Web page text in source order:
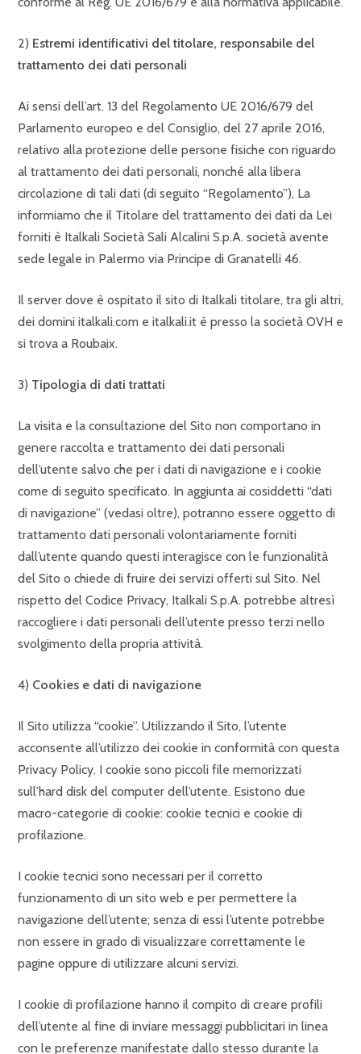
2) Estremi identificativi del titolare, responsabile del
trattamento dei dati personali
Ai sensi dell’art. 13 del Regolamento UE 2016/679 del
Parlamento europeo e del Consiglio, del 27 aprile 2016,
relativo alla protezione delle persone fisiche con riguardo
al trattamento dei dati personali, nonché alla libera
circolazione di tali dati (di seguito “Regolamento”), La
informiamo che il Titolare del trattamento dei dati da Lei
forniti è Italkali Società Sali Alcalini S.p.A. società avente
sede legale in Palermo via Principe di Granatelli 46.
Il server dove è ospitato il sito di Italkali titolare, tra gli altri,
dei domini italkali.com e italkali.it è presso la società OVH e
si trova a Roubaix.
3) Tipologia di dati trattati
La visita e la consultazione del Sito non comportano in
genere raccolta e trattamento dei dati personali
dell’utente salvo che per i dati di navigazione e i cookie
come di seguito specificato. In aggiunta ai cosiddetti “dati
di navigazione” (vedasi oltre), potranno essere oggetto di
trattamento dati personali volontariamente forniti
dall’utente quando questi interagisce con le funzionalità
del Sito o chiede di fruire dei servizi offerti sul Sito. Nel
rispetto del Codice Privacy, Italkali S.p.A. potrebbe altresì
raccogliere i dati personali dell’utente presso terzi nello
svolgimento della propria attività.
4) Cookies e dati di navigazione
Il Sito utilizza “cookie”. Utilizzando il Sito, l’utente
acconsente all’utilizzo dei cookie in conformità con questa
Privacy Policy. I cookie sono piccoli file memorizzati
sull’hard disk del computer dell’utente. Esistono due
macro-categorie di cookie: cookie tecnici e cookie di
profilazione.
I cookie tecnici sono necessari per il corretto
funzionamento di un sito web e per permettere la
navigazione dell’utente; senza di essi l’utente potrebbe
non essere in grado di visualizzare correttamente le
pagine oppure di utilizzare alcuni servizi.
I cookie di profilazione hanno il compito di creare profili
dell’utente al fine di inviare messaggi pubblicitari in linea
con le preferenze manifestate dallo stesso durante la